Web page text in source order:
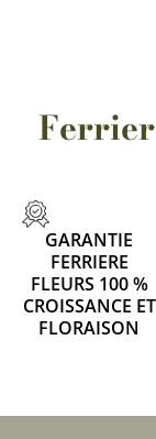
GARANTIE
FERRIERE
FLEURS 100 %
CROISSANCE ET
FLORAISON